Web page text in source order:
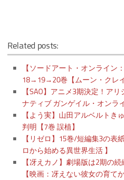
Related posts:
【ソードアート・オンライン
18→19→20巻【ムーン・クレ
【SAO】アニメ3期決定！ア
ナティブ ガンゲイル・オンラ
【よう実】山田アルベルトき
判明【7巻 誤植】
【リゼロ】15巻/短編集3の表
ロから始める異世界生活 】
【冴えカノ】劇場版は2期の
【映画：冴えない彼女の育てか